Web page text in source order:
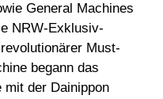
General Machines
NRW-Exklusiv-
Must-
begann das
mit der Dainippon